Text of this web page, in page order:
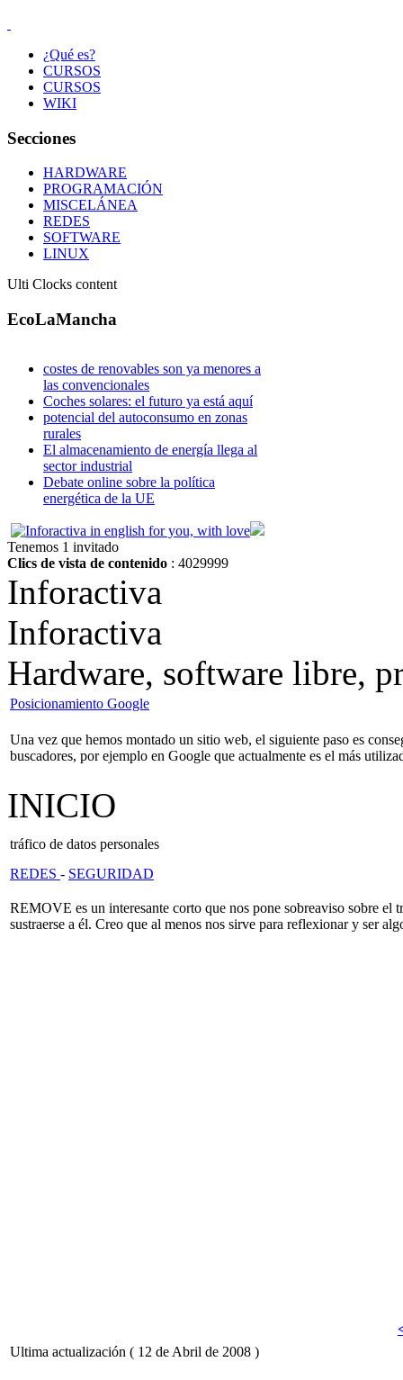
¿Qué es?
CURSOS
CURSOS
WIKI
Secciones
HARDWARE
PROGRAMACIÓN
MISCELÁNEA
REDES
SOFTWARE
LINUX
Ulti Clocks content
EcoLaMancha
costes de renovables son ya menores a
las convencionales
Coches solares: el futuro ya está aquí
potencial del autoconsumo en zonas
rurales
El almacenamiento de energía llega al
sector industrial
Debate online sobre la política
energética de la UE
Tenemos 1 invitado
Clics de vista de contenido : 4029999
Inforactiva
Inforactiva
Hardware, software libre,
Posicionamiento Google
Una vez que hemos montado un sitio web, el siguiente paso es
buscadores, por ejemplo en Google que actualmente es el más
INICIO
tráfico de datos personales
REDES - SEGURIDAD
REMOVE es un interesante corto que nos pone sobreaviso sobre
sustraerse a él. Creo que al menos nos sirve para reflexionar y ser
Ultima actualización ( 12 de Abril de 2008 )